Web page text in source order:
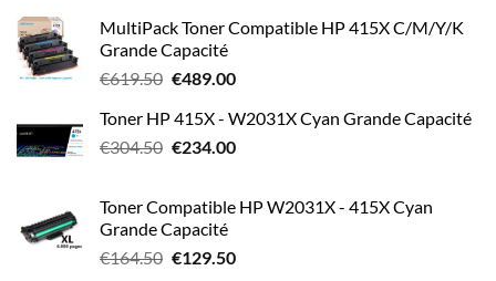
initial
était :
€164.50.
actuel
€129.50.
MultiPack Toner Compatible HP 415X C/M/Y/K
Grande Capacité
€619.50 Le
initial
était :
€489.00Le
actuel
est :
Toner HP 415X - W2031X Cyan Grande Capacité
€304.50 Le
était :
€304.50.
€234.00Le
est :
Toner Compatible HP W2031X - 415X Cyan
Grande Capacité
€164.50 Le
€129.50Le